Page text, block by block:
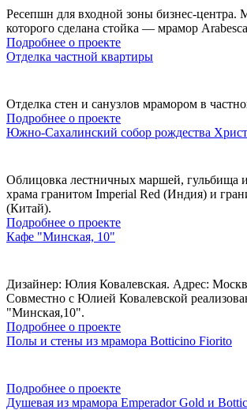
Ресепшн для входной зоны бизнес-центра.
которого сделана стойка — мрамор
Подробнее о проекте
Отделка частной квартиры
Отделка стен и санузлов мрамором в
Подробнее о проекте
Южно-Сахалинский собор рождества
Облицовка лестничных маршей, гульбища и
храма гранитом Imperial Red (Индия) и
(Китай).
Подробнее о проекте
Кафе "Минская, 10"
Дизайнер: Юлия Ковалевская. Адрес:
Совместно с Юлией Ковалевской
"Минская,10".
Подробнее о проекте
Полы и стены из мрамора Botticino Fiorito
Подробнее о проекте
Душевая из мрамора Emperador Gold и